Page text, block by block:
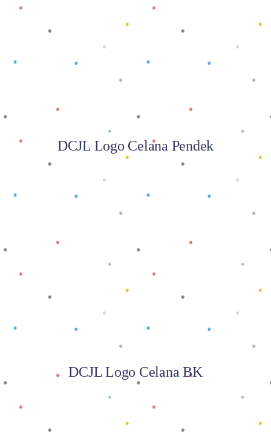
Baca selengkapnya
DCJL Logo Celana Pendek
DCJL Logo Celana BK